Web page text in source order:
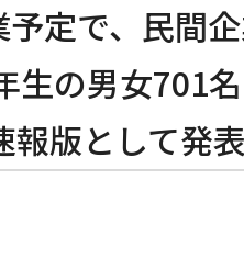
定で、民間
生の男女701
版として発表